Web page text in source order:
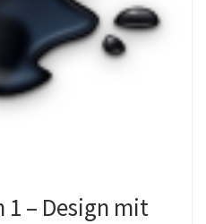
– Design mit